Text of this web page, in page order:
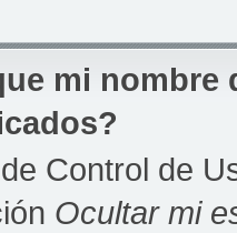
mi nombre
Control de
Ocultar mi